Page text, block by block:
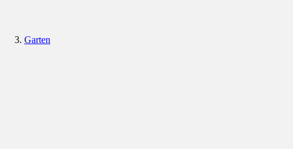
Garten